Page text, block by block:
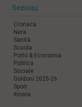
Sezioni
Cronaca
Nera
Sanità
Scuola
Porto & Economia
Politica
Sociale
Goldoni 2025-26
Sport
Itinera